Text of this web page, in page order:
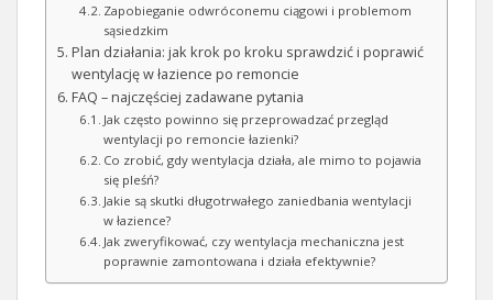
Zapobieganie odwróconemu ciągowi i problemom
sąsiedzkim
Plan działania: jak krok po kroku sprawdzić i poprawić
wentylację w łazience po remoncie
FAQ – najczęściej zadawane pytania
Jak często powinno się przeprowadzać przegląd
wentylacji po remoncie łazienki?
Co zrobić, gdy wentylacja działa, ale mimo to pojawia
się pleśń?
Jakie są skutki długotrwałego zaniedbania wentylacji
w łazience?
Jak zweryfikować, czy wentylacja mechaniczna jest
poprawnie zamontowana i działa efektywnie?